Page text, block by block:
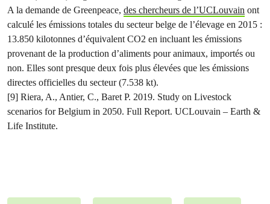
A la demande de Greenpeace, des chercheurs de l’UCLouvain ont
calculé les émissions totales du secteur belge de l’élevage en 2015 :
13.850 kilotonnes d’équivalent CO2 en incluant les émissions
provenant de la production d’aliments pour animaux, importés ou
non. Elles sont presque deux fois plus élevées que les émissions
directes officielles du secteur (7.538 kt).
[9] Riera, A., Antier, C., Baret P. 2019. Study on Livestock
scenarios for Belgium in 2050. Full Report. UCLouvain – Earth &
Life Institute.